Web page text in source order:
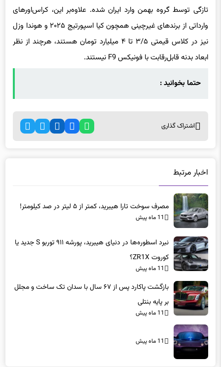
تازگی توسط گروه بهمن وارد ایران شده. علاوه‌بر این، کراس‌اورهای
وارداتی از برندهای غیرچینی همچون کیا اسپورتیج ۲۰۲۵ و هوندا وزل
نیز در کلاس قیمتی ۳/۵ تا ۴ میلیارد تومان هستند، هرچند از نظر
ابعاد بدنه قابل‌رقابت با فونیکس F9 نیستند.
حتما بخوانید :
اشتراک گذاری
اخبار مرتبط
مصرف سوخت تارا هیبرید، کمتر از ۵ لیتر در صد کیلومتر!
11 ماه پیش
نبرد اسطوره‌ها در دنیای هیبرید، پورشه ۹۱۱ توربو S جدید یا
کوروت ZR1X؟
11 ماه پیش
بازگشت پاکارد پس از ۶۷ سال با سدان تک ساخت و مجلل
بر پایه بنتلی
11 ماه پیش
11 ماه پیش